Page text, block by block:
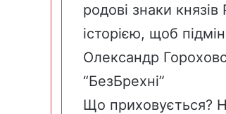
родові знаки
історією, щоб
Олександр
“БезБрехні”
Що приховується?